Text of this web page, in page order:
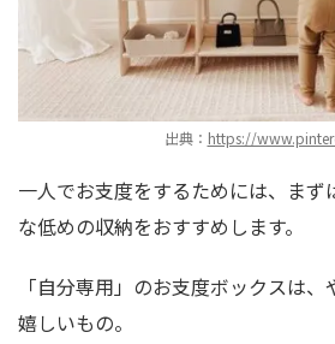
出典： https://
一人でお支度をするためには、まず
な低めの収納をおすすめします。
「自分専用」のお支度ボックスは
嬉しいもの。